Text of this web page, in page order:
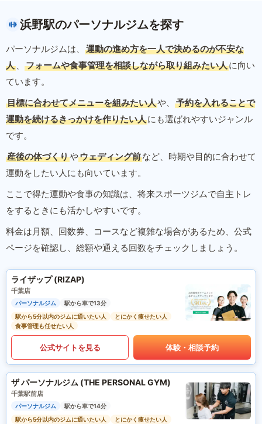
浜野駅のパーソナルジムを探す
パーソナルジムは、
運動の進め方を一人で決めるのが不安な
人 、 フォームや食事管理を相談しながら取り組みたい人に向い
ています。
目標に合わせてメニューを組みたい人や、
予約を入れることで
運動を続けるきっかけを作りたい人にも選ばれやすいジャンル
です。
産後の体づくりやウェディング前など、時期や目的に合わせて
運動をしたい人にも向いています。
ここで得た運動や食事の知識は、将来スポーツジムで自主トレ
をするときにも活かしやすいです。
料金は月額、回数券、コースなど複雑な場合があるため、公式
ページを確認し、総額や通える回数をチェックしましょう。
ライザップ (RIZAP)
千葉店
パーソナルジム
駅から車で13分
駅から5分以内のジムに通いたい人
とにかく痩せたい人
食事管理も任せたい人
公式サイトを見る 体験・相談予約
ザ パーソナルジム (THE PERSONAL GYM)
千葉駅前店
パーソナルジム
駅から車で14分
駅から5分以内のジムに通いたい人
とにかく痩せたい人